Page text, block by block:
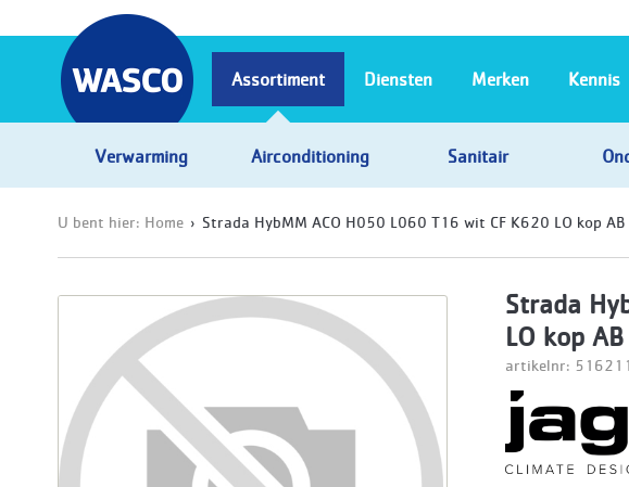
Assortiment
Verwarming Airconditioning Sanitair
Diensten Merken Kennis
U bent hier: Home Strada HybMM ACO H050 L060 T16 wit CF K620 LO kop AB
Strada
LO kop AB
artikelnr: